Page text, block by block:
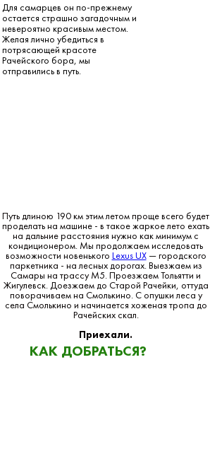
Для самарцев он по-прежнему
остается страшно загадочным и
невероятно красивым местом.
Желая лично убедиться в
потрясающей красоте
Рачейского бора, мы
отправились в путь.
Путь длиною 190 км этим летом проще всего будет
проделать на машине - в такое жаркое лето ехать
на дальние расстояния нужно как минимум с
кондиционером. Мы продолжаем исследовать
возможности новенького Lexus UX— городского
паркетника - на лесных дорогах. Выезжаем из
Самары на трассу М5. Проезжаем Тольятти и
Жигулевск. Доезжаем до Старой Рачейки, оттуда
поворачиваем на Смолькино. С опушки леса у
села Смолькино и начинается хоженая тропа до
Рачейских скал.
Приехали.
КАК ДОБРАТЬСЯ?